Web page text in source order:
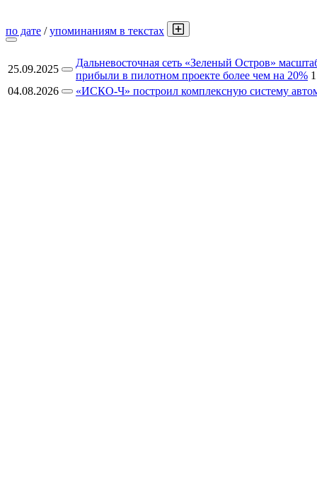
по дате /упоминаниям в текстах
25.09.2025
Дальневосточная сеть «Зеленый Остров»
прибыли в пилотном проекте более чем на 20% 1
04.08.2026
«ИСКО-Ч» построил комплексную систему